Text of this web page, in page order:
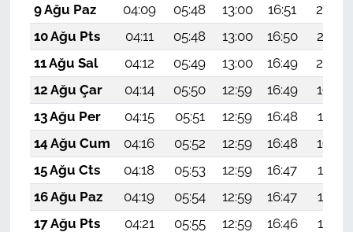
9 Ağu Paz
04:09 05:48 13:00 16:51
20:02
10 Ağu Pts
04:11 05:48 13:00 16:50
20:01
11 Ağu Sal
04:12 05:49 13:00 16:49
20:00
12 Ağu Çar
04:14 05:50 12:59 16:49
19:59
13 Ağu Per
04:15 05:51 12:59 16:48
19:57
14 Ağu Cum
04:16 05:52 12:59 16:48
19:56
15 Ağu Cts
04:18 05:53 12:59 16:47
19:55
16 Ağu Paz
04:19 05:54 12:59 16:47
19:53
17 Ağu Pts
04:21 05:55 12:59 16:46
19:52